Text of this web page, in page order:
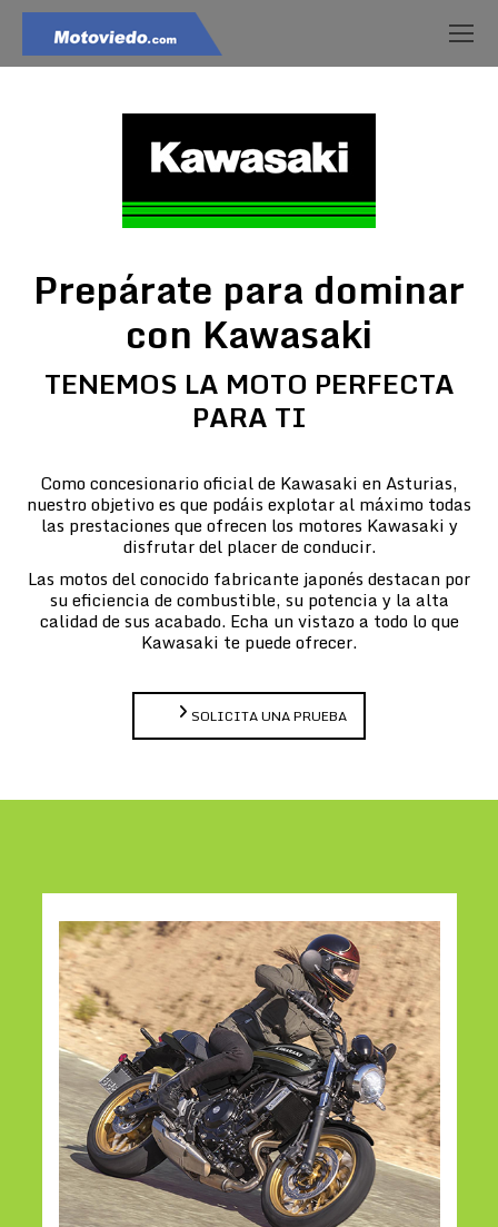
Prepárate para dominar
con Kawasaki
TENEMOS LA MOTO PERFECTA
PARA TI
Como concesionario oficial de Kawasaki en Asturias,
nuestro objetivo es que podáis explotar al máximo todas
las prestaciones que ofrecen los motores Kawasaki y
disfrutar del placer de conducir.
Las motos del conocido fabricante japonés destacan por
su eficiencia de combustible, su potencia y la alta
calidad de sus acabado. Echa un vistazo a todo lo que
Kawasaki te puede ofrecer.
SOLICITA UNA PRUEBA